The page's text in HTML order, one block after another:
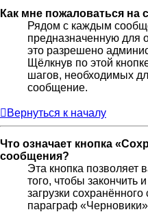
Как мне пожаловаться на
Рядом с каждым
предназначенную для
это разрешено
Щёлкнув по этой
шагов, необходимых
сообщение.
Вернуться к началу
Что означает кнопка
сообщения?
Эта кнопка позволяет
того, чтобы закончить
загрузки
параграф